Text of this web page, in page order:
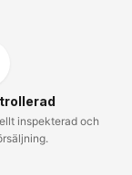
inspekterad och